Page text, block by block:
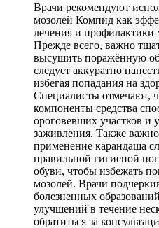
Врачи рекомендуют
мозолей Компид как
лечения и
Прежде всего, важно
высушить поражённую
следует аккуратно
избегая попадания на
Специалисты отмечают,
компоненты средства
ороговевших участков и
заживления. Также
применение карандаша
правильной гигиеной
обуви, чтобы избежать
мозолей. Врачи
болезненных
улучшений в течение
обратиться за